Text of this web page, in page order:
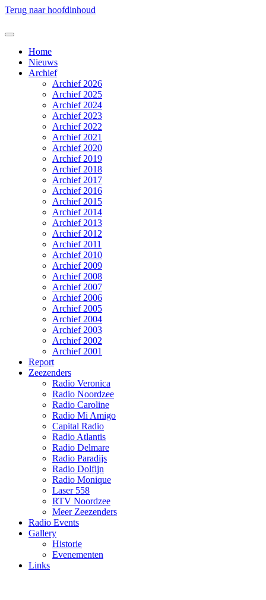
Terug naar hoofdinhoud
Home
Nieuws
Archief
Archief 2026
Archief 2025
Archief 2024
Archief 2023
Archief 2022
Archief 2021
Archief 2020
Archief 2019
Archief 2018
Archief 2017
Archief 2016
Archief 2015
Archief 2014
Archief 2013
Archief 2012
Archief 2011
Archief 2010
Archief 2009
Archief 2008
Archief 2007
Archief 2006
Archief 2005
Archief 2004
Archief 2003
Archief 2002
Archief 2001
Report
Zeezenders
Radio Veronica
Radio Noordzee
Radio Caroline
Radio Mi Amigo
Capital Radio
Radio Atlantis
Radio Delmare
Radio Paradijs
Radio Dolfijn
Radio Monique
Laser 558
RTV Noordzee
Meer Zeezenders
Radio Events
Gallery
Historie
Evenementen
Links